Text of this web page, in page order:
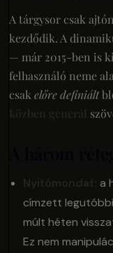
A tárgysor csak
kezdődik. A
— már 2015-ben is
felhasználó neme
csakelőre definiált
közben generál
a
címzett
múlt héten
Ez nem